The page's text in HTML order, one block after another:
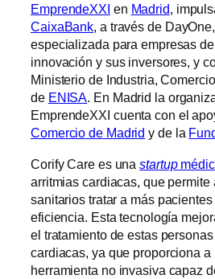
EmprendeXXI en Madrid,
CaixaBank, a través de
especializada para empresas
innovación y sus inversores, y
Ministerio de Industria,
de ENISA. En Madrid la
EmprendeXXI cuenta con el
Comercio de Madrid y de la
Corify Care es unastartup
arritmias cardiacas, que
sanitarios tratar a más
eficiencia. Esta tecnología
el tratamiento de estas
cardiacas, ya que proporciona a
herramienta no invasiva capaz